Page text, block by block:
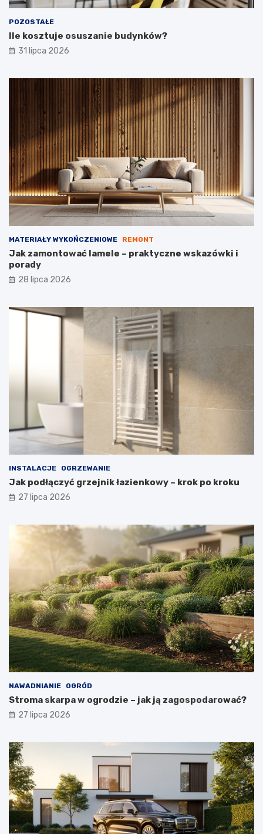
POZOSTAŁE
Ile kosztuje osuszanie budynków?
31 lipca 2026
MATERIAŁY WYKOŃCZENIOWE REMONT
Jak zamontować lamele – praktyczne wskazówki i
porady
28 lipca 2026
INSTALACJE OGRZEWANIE
Jak podłączyć grzejnik łazienkowy – krok po kroku
27 lipca 2026
NAWADNIANIE OGRÓD
Stroma skarpa w ogrodzie – jak ją zagospodarować?
27 lipca 2026